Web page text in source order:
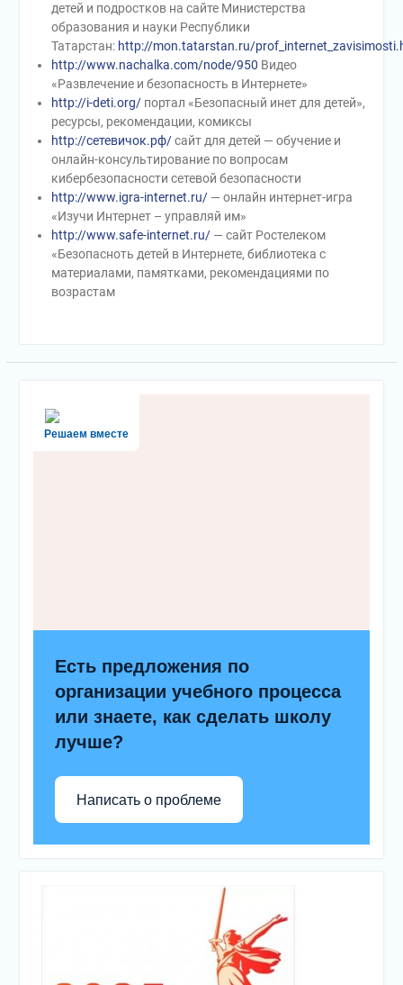
детей и подростков на сайте Министерства
образования и науки Республики
Татарстан: http://mon.tatarstan.ru/
http://www.nachalka.com/node/950 Видео
«Развлечение и безопасность в Интернете»
http://i-deti.org/ портал «Безопасный инет для детей»,
ресурсы, рекомендации, комиксы
http://сетевичок.рф/сайт для детей — обучение и
онлайн-консультирование по вопросам
кибербезопасности сетевой безопасности
http://www.igra-internet.ru/ — онлайн интернет-игра
«Изучи Интернет – управляй им»
http://www.safe-internet.ru/ — сайт Ростелеком
«Безопасноть детей в Интернете, библиотека с
материалами, памятками, рекомендациями по
возрастам
Решаем вместе
Есть предложения по
организации учебного процесса
или знаете, как сделать школу
лучше?
Написать о проблеме